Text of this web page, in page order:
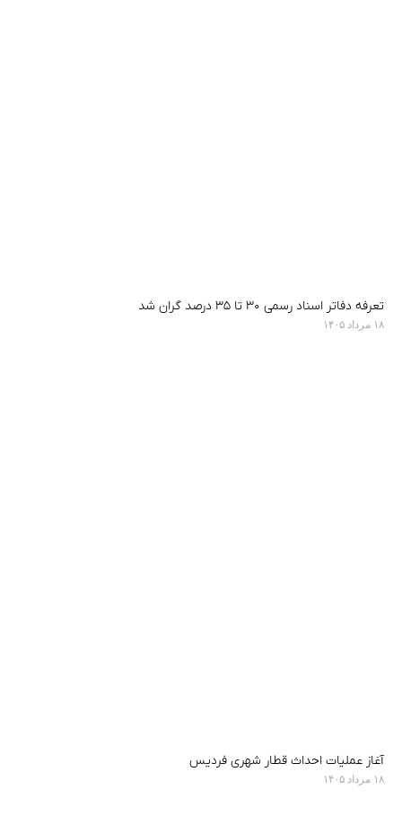
تعرفه دفاتر اسناد رسمی ۳۰ تا ۳۵ درصد گران شد
۱۸ مرداد ۱۴۰۵
آغاز عملیات احداث قطار شهری فردیس
۱۸ مرداد ۱۴۰۵